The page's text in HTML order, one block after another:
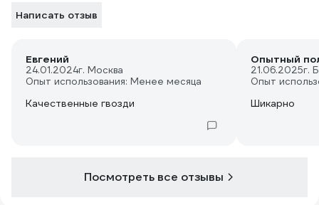
Написать отзыв
Евгений
24.01.2024г. Москва
Опыт использования: Менее месяца
Качественные гвозди
Опытный
21.06.2025г.
Опыт
Шикарно
Посмотреть все отзывы